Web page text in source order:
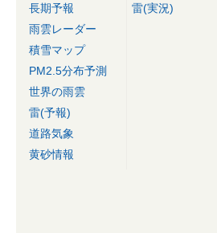
長期予報
雨雲レーダー
積雪マップ
PM2.5分布予測
世界の雨雲
雷(予報)
道路気象
黄砂情報
雷(実況)